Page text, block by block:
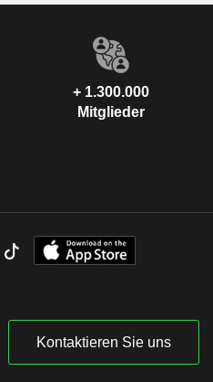
+ 1.300.000
Mitglieder
Kontaktieren Sie uns